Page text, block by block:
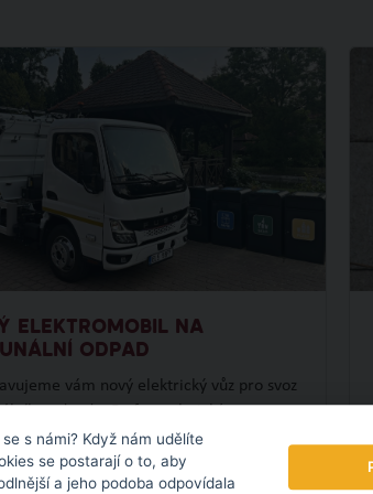
ELEKTROMOBIL NA
ODPAD
vám nový elektrický vůz pro svoz
odpadu. Po fotovoltaické
tak pokračujeme dalším projektem v
udržitelnosti.
s námi? Když nám udělíte
se postarají o to, aby
a jeho podoba odpovídala